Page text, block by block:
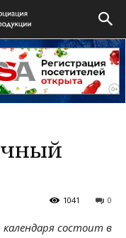
0
1041
состоит в